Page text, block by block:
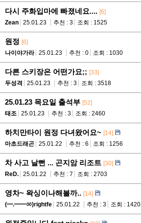
다시 주화입마에 빠졌네요.... [6]
Zean
25.01.23 추천 : 3 조회 : 1525
원정 [6]
나이야가라
25.01.23 추천 : 0 조회 : 1030
다른 스키장은 어떤가요;; [33]
두성격
25.01.23 추천 : 3 조회 : 3518
25.01.23 목요일 출석부 [52]
태조
25.01.23 추천 : 3 조회 : 2460
하치만타이 원정 다녀왔어요~ [14]
마초드래곤
25.01.22 추천 : 6 조회 : 1256
차 사고 날뻔 ... 곤지암 리조트 [30]
ReD.
25.01.22 추천 : 7 조회 : 2703
영차~ 왁싱이나해볼까.. [14]
(━.━━ㆀ)rightfe
25.01.22 추천 : 3 조회 : 1420